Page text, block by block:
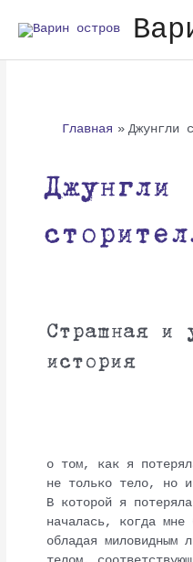
Главная Джунгли
Джунгли
Страшная и
история
о том, как я
не только тело, но
В которой я
началась, когда
обладая миловидным
Страшная